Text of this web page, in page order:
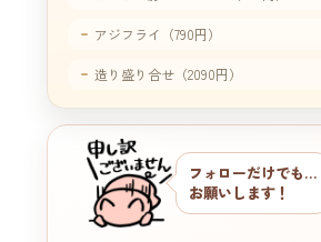
アジフライ（790円）
造り盛り合せ（2090円）
フォローだけでも…
お願いします！